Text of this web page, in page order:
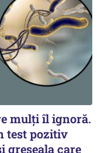
mulți îl ignoră.
test pozitiv
greșeala care